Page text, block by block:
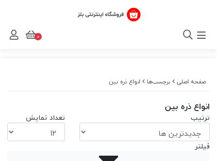
صفحه اصلی برچسب‌ها انواع ذره بین
انواع ذره بین
ترتیب تعداد نمایش
فیلتر
0